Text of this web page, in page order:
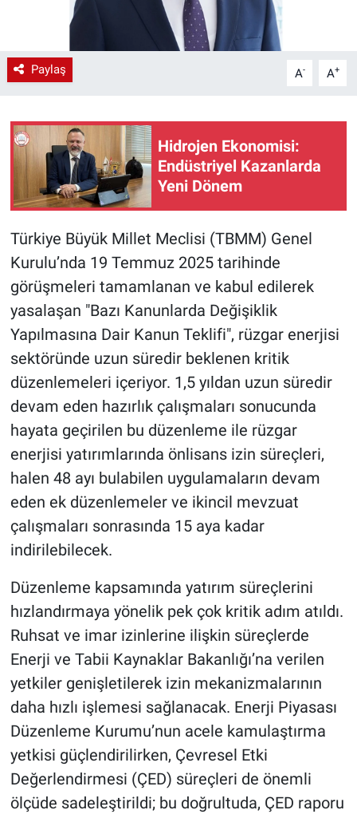
Paylaş A- A+
Hidrojen Ekonomisi:
Endüstriyel Kazanlarda
Yeni Dönem
Türkiye Büyük Millet Meclisi (TBMM) Genel
Kurulu’nda 19 Temmuz 2025 tarihinde
görüşmeleri tamamlanan ve kabul edilerek
yasalaşan "Bazı Kanunlarda Değişiklik
Yapılmasına Dair Kanun Teklifi", rüzgar enerjisi
sektöründe uzun süredir beklenen kritik
düzenlemeleri içeriyor. 1,5 yıldan uzun süredir
devam eden hazırlık çalışmaları sonucunda
hayata geçirilen bu düzenleme ile rüzgar
enerjisi yatırımlarında önlisans izin süreçleri,
halen 48 ayı bulabilen uygulamaların devam
eden ek düzenlemeler ve ikincil mevzuat
çalışmaları sonrasında 15 aya kadar
indirilebilecek.
Düzenleme kapsamında yatırım süreçlerini
hızlandırmaya yönelik pek çok kritik adım atıldı.
Ruhsat ve imar izinlerine ilişkin süreçlerde
Enerji ve Tabii Kaynaklar Bakanlığı’na verilen
yetkiler genişletilerek izin mekanizmalarının
daha hızlı işlemesi sağlanacak. Enerji Piyasası
Düzenleme Kurumu’nun acele kamulaştırma
yetkisi güçlendirilirken, Çevresel Etki
Değerlendirmesi (ÇED) süreçleri de önemli
ölçüde sadeleştirildi; bu doğrultuda, ÇED raporu